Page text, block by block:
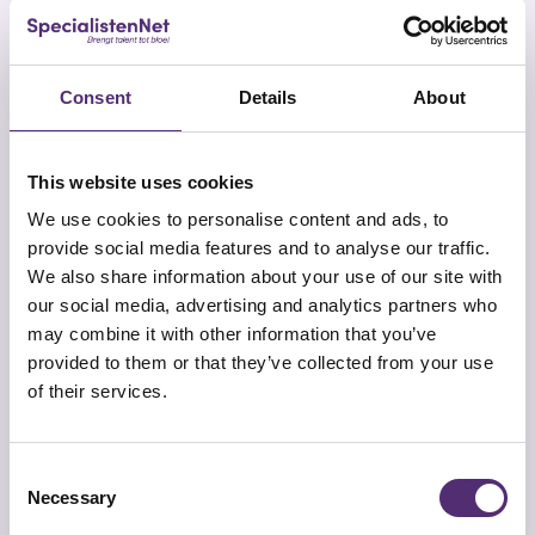
Consent Details About
This website uses cookies
We use cookies to personalise content and ads, to
provide social media features and to analyse our traffic.
We also share information about your use of our site with
our social media, advertising and analytics partners who
may combine it with other information that you’ve
provided to them or that they’ve collected from your use
of their services.
Selection
Necessary
mooie is dat elk traject begeleiding op maat is,
afgestemd op de medewerker.
Voor wie is deze
begeleiding geschikt?
Deze begeleiding is geschikt voor medewerkers
die twijfelen aan hun rol, hun keuzes of hun
richting. Denk aan iemand die net is doorgegroeid
en zich nu afvraagt of die nieuwe functie wel past.
Of een medewerker die na een ingrijpende
gebeurtenis het gevoel kwijt is bij zijn werk. Ook
bij jongvolwassenen die hun plek nog zoeken,
biedt een traject veel houvast.
Herken je signalen als afwezigheid,
prestaties? Dan is een gesprek met een
specialist een mooie eerste stap. Vroeg ingrijpen